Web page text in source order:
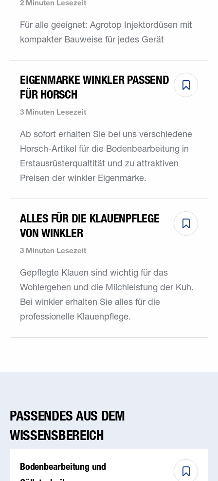
2 Minuten Lesezeit
Für alle geeignet: Agrotop Injektordüsen mit
kompakter Bauweise für jedes Gerät
3 Minuten Lesezeit
EIGENMARKE WINKLER PASSEND
FÜR HORSCH
Ab sofort erhalten Sie bei uns verschiedene
Horsch-Artikel für die Bodenbearbeitung in
Erstausrüsterqualtität und zu attraktiven
Preisen der winkler Eigenmarke.
3 Minuten Lesezeit
ALLES FÜR DIE KLAUENPFLEGE
VON WINKLER
Gepflegte Klauen sind wichtig für das
Wohlergehen und die Milchleistung der Kuh.
Bei winkler erhalten Sie alles für die
professionelle Klauenpflege.
PASSENDES AUS DEM
WISSENSBEREICH
Bodenbearbeitung und